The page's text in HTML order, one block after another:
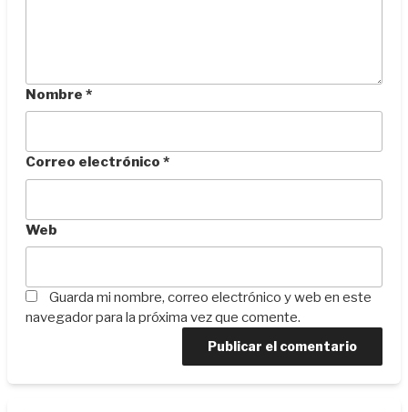
Nombre *
Correo electrónico *
Web
Guarda mi nombre, correo electrónico y web en este
navegador para la próxima vez que comente.